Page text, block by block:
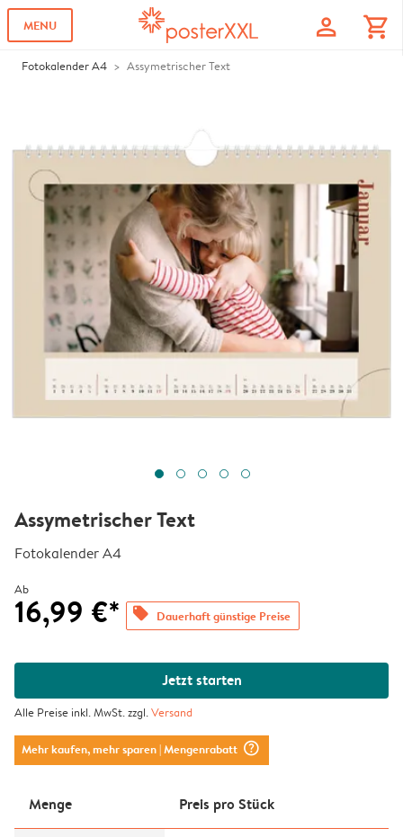
MENU profile shopping_cart
Fotokalender A4 Assymetrischer Text
Assymetrischer Text
Fotokalender A4
Ab
16,99 €* offers Dauerhaft günstige Preise
Jetzt starten
Alle Preise inkl. MwSt. zzgl.Versand
Mehr kaufen, mehr sparen| Mengenrabatt question_mark_circle
Menge Preis pro Stück